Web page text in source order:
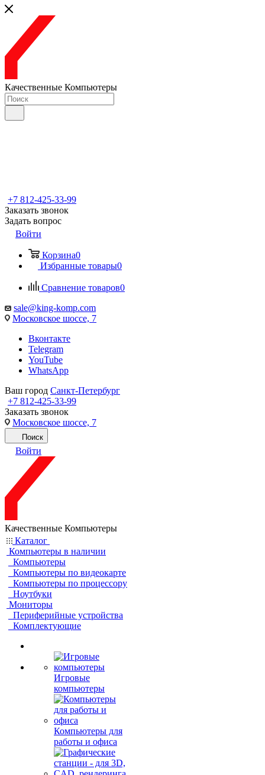
Качественные Компьютеры
+7 812-425-33-99
Заказать звонок
Задать вопрос
Войти
Корзина0
Избранные товары0
Сравнение товаров0
sale@king-komp.com
Московское шоссе, 7
Вконтакте
Telegram
YouTube
WhatsApp
Ваш город Санкт-Петербург
+7 812-425-33-99
Заказать звонок
Московское шоссе, 7
Поиск
Войти
Качественные Компьютеры
Каталог
Компьютеры в наличии
Компьютеры
Компьютеры по видеокарте
Компьютеры по процессору
Ноутбуки
Мониторы
Периферийные устройства
Комплектующие
Игровые
компьютеры
Компьютеры для
работы и офиса